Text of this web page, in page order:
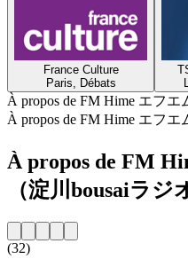
France Culture
Paris, Débats
À propos de FM Hime エフエ
À propos de FM Hime エフエ
À propos de FM
（淀川bousaiラジ
(32)